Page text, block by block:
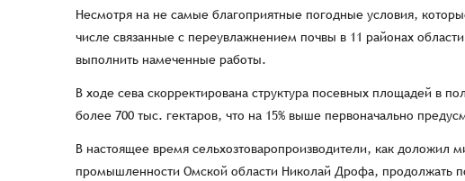
Несмотря на не самые благоприятные погодные условия,
числе связанные с переувлажнением почвы в 11 районах
выполнить намеченные работы.
В ходе сева скорректирована структура посевных площадей в
более 700 тыс. гектаров, что на 15% выше первоначально
В настоящее время сельхозтоваропроизводители, как доложил
промышленности Омской области Николай Дрофа, продолжать